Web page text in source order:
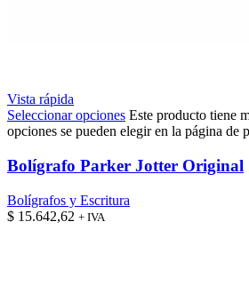
Vista rápida
Seleccionar opciones Este producto tiene
opciones se pueden elegir en la página de
Bolígrafo Parker Jotter Original
Bolígrafos y Escritura
$ 15.642,62 + IVA